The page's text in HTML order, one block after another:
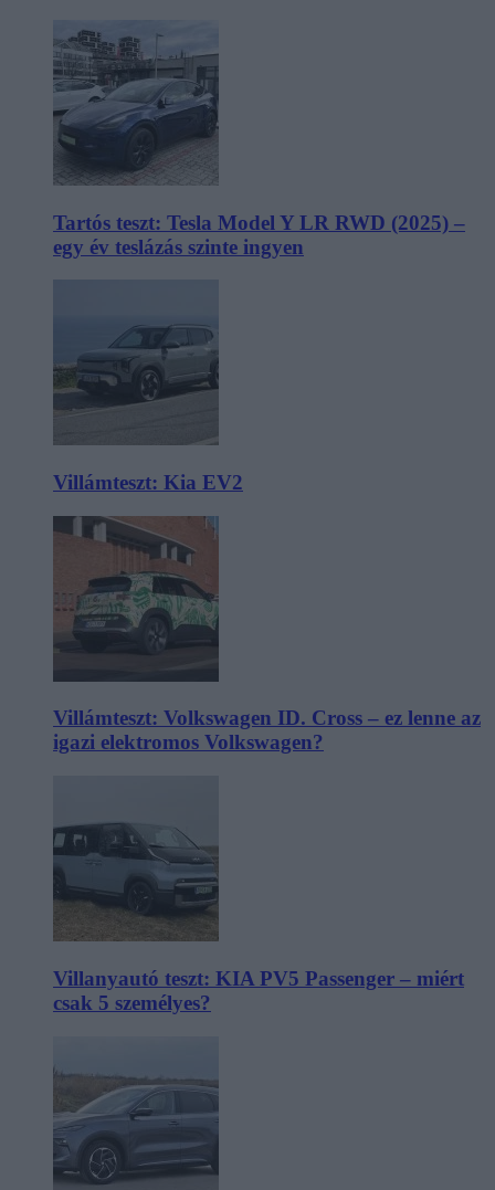
Tartós teszt: Tesla Model Y LR RWD (2025) –
egy év teslázás szinte ingyen
Villámteszt: Kia EV2
Villámteszt: Volkswagen ID. Cross – ez lenne az
igazi elektromos Volkswagen?
Villanyautó teszt: KIA PV5 Passenger – miért
csak 5 személyes?